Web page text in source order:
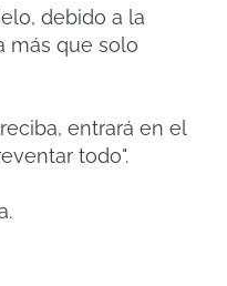
debido a la
más que solo
entrará en el
todo".